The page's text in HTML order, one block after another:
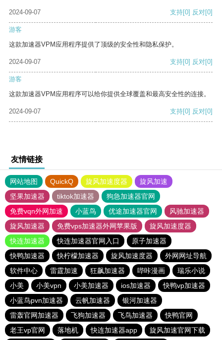
2024-09-07 支持[0] 反对[0]
游客
这款加速器VPM应用程序提供了顶级的安全性和隐私保护。
2024-09-07 支持[0] 反对[0]
游客
这款加速器VPM应用程序可以给你提供全球覆盖和最高安全性的连接。
2024-09-07 支持[0] 反对[0]
友情链接
网站地图 QuickQ 旋风加速度器
旋风加速
坚果加速器
tiktok加速器
狗急加速器官网
免费vqn外网加速
小蓝鸟 优途加速器官网
风驰加速器
旋风加速器
免费vps加速器外网苹果版
旋风加速度器
快连加速器
快连加速器官网入口
原子加速器
快鸭加速器
快柠檬加速器 旋风加速度器
外网网址导航
软件中心
雷霆加速 狂飙加速器 哔咔漫画
瑞乐小说
小美
小美vpn 小美加速器 ios加速器
快鸭vp加速器
小蓝鸟pvn加速器
云帆加速器
银河加速器
雷轰官网加速器
飞狗加速器 飞鸟加速器
快鸭官网
老王vp官网
落地机 快连加速器app 旋风加速官网下载